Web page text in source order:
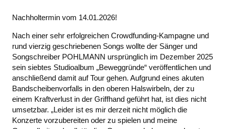
Nachholtermin vom 14.01.2026!
Nach einer sehr erfolgreichen Crowdfunding-Kampagne und
rund vierzig geschriebenen Songs wollte der Sänger und
Songschreiber POHLMANN ursprünglich im Dezember 2025
sein siebtes Studioalbum „Beweggründe“ veröffentlichen und
anschließend damit auf Tour gehen. Aufgrund eines akuten
Bandscheibenvorfalls in den oberen Halswirbeln, der zu
einem Kraftverlust in der Griffhand geführt hat, ist dies nicht
umsetzbar. „Leider ist es mir derzeit nicht möglich die
Konzerte vorzubereiten oder zu spielen und meine